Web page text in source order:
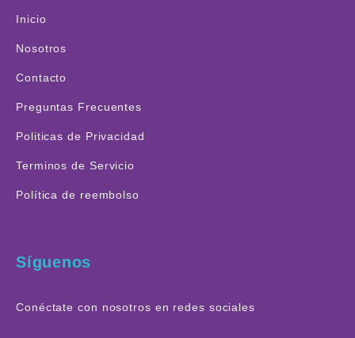
Inicio
Nosotros
Contacto
Preguntas Frecuentes
Politicas de Privacidad
Terminos de Servicio
Política de reembolso
Síguenos
Conéctate con nosotros en redes sociales